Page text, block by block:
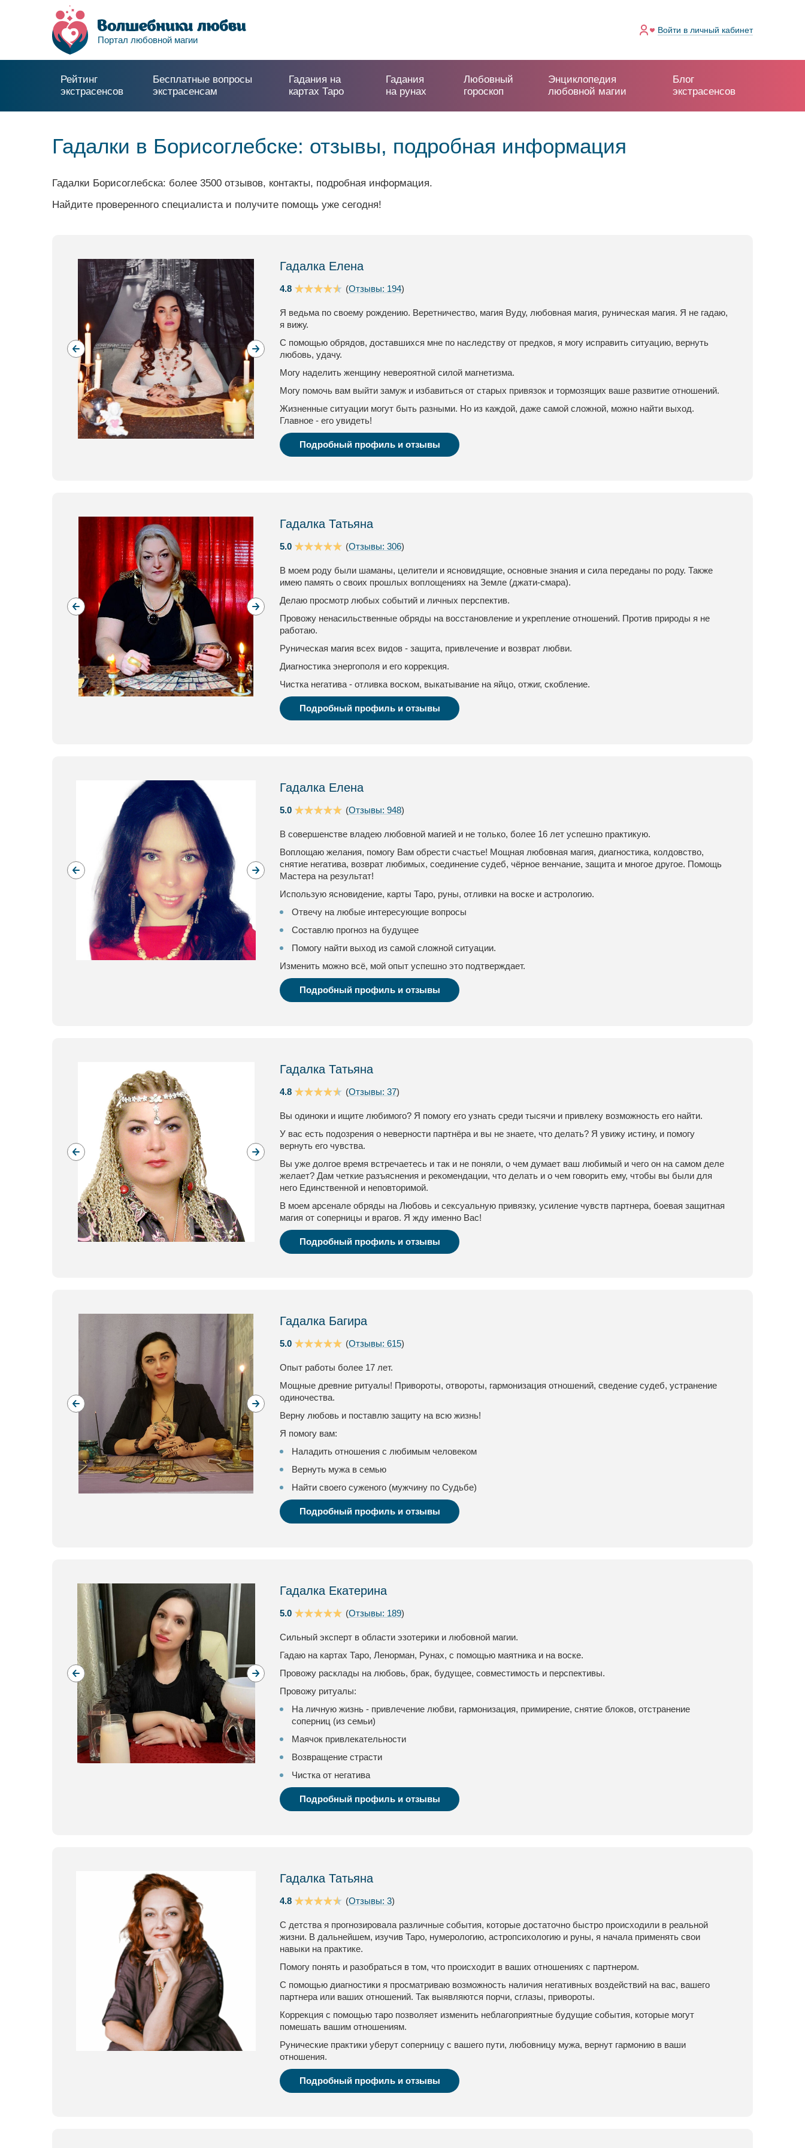
Портал любовной магии
Войти в личный кабинет
Рейтинг
экстрасенсов
Бесплатные вопросы
экстрасенсам
Гадания на
картах Таро
Гадания
на рунах
Любовный
гороскоп
Энциклопедия
любовной магии
Блог
экстрасенсов
Гадалки в Борисоглебске: отзывы, подробная информация
Гадалки Борисоглебска: более 3500 отзывов, контакты, подробная информация.
Найдите проверенного специалиста и получите помощь уже сегодня!
Гадалка Елена
4.8 (Отзывы: 194)
Я ведьма по своему рождению. Веретничество, магия Вуду, любовная магия, руническая магия. Я не гадаю,
я вижу.
С помощью обрядов, доставшихся мне по наследству от предков, я могу исправить ситуацию, вернуть
любовь, удачу.
Могу наделить женщину невероятной силой магнетизма.
Могу помочь вам выйти замуж и избавиться от старых привязок и тормозящих ваше развитие отношений.
Жизненные ситуации могут быть разными. Но из каждой, даже самой сложной, можно найти выход.
Главное - его увидеть!
Подробный профиль и отзывы
Гадалка Татьяна
5.0 (Отзывы: 306)
В моем роду были шаманы, целители и ясновидящие, основные знания и сила переданы по роду. Также
имею память о своих прошлых воплощениях на Земле (джати-смара).
Делаю просмотр любых событий и личных перспектив.
Провожу ненасильственные обряды на восстановление и укрепление отношений. Против природы я не
работаю.
Руническая магия всех видов - защита, привлечение и возврат любви.
Диагностика энергополя и его коррекция.
Чистка негатива - отливка воском, выкатывание на яйцо, отжиг, скобление.
Подробный профиль и отзывы
Гадалка Елена
5.0 (Отзывы: 948)
В совершенстве владею любовной магией и не только, более 16 лет успешно практикую.
Воплощаю желания, помогу Вам обрести счастье! Мощная любовная магия, диагностика, колдовство,
снятие негатива, возврат любимых, соединение судеб, чёрное венчание, защита и многое другое. Помощь
Мастера на результат!
Использую ясновидение, карты Таро, руны, отливки на воске и астрологию.
Отвечу на любые интересующие вопросы
Составлю прогноз на будущее
Помогу найти выход из самой сложной ситуации.
Изменить можно всё, мой опыт успешно это подтверждает.
Подробный профиль и отзывы
Гадалка Татьяна
4.8 (Отзывы: 37)
Вы одиноки и ищите любимого? Я помогу его узнать среди тысячи и привлеку возможность его найти.
У вас есть подозрения о неверности партнёра и вы не знаете, что делать? Я увижу истину, и помогу
вернуть его чувства.
Вы уже долгое время встречаетесь и так и не поняли, о чем думает ваш любимый и чего он на самом деле
желает? Дам четкие разъяснения и рекомендации, что делать и о чем говорить ему, чтобы вы были для
него Единственной и неповторимой.
В моем арсенале обряды на Любовь и сексуальную привязку, усиление чувств партнера, боевая защитная
магия от соперницы и врагов. Я жду именно Вас!
Подробный профиль и отзывы
Гадалка Багира
5.0 (Отзывы: 615)
Опыт работы более 17 лет.
Мощные древние ритуалы! Привороты, отвороты, гармонизация отношений, сведение судеб, устранение
одиночества.
Верну любовь и поставлю защиту на всю жизнь!
Я помогу вам:
Наладить отношения с любимым человеком
Вернуть мужа в семью
Найти своего суженого (мужчину по Судьбе)
Подробный профиль и отзывы
Гадалка Екатерина
5.0 (Отзывы: 189)
Сильный эксперт в области эзотерики и любовной магии.
Гадаю на картах Таро, Ленорман, Рунах, с помощью маятника и на воске.
Провожу расклады на любовь, брак, будущее, совместимость и перспективы.
Провожу ритуалы:
На личную жизнь - привлечение любви, гармонизация, примирение, снятие блоков, отстранение
соперниц (из семьи)
Маячок привлекательности
Возвращение страсти
Чистка от негатива
Подробный профиль и отзывы
Гадалка Татьяна
4.8 (Отзывы: 3)
С детства я прогнозировала различные события, которые достаточно быстро происходили в реальной
жизни. В дальнейшем, изучив Таро, нумерологию, астропсихологию и руны, я начала применять свои
навыки на практике.
Помогу понять и разобраться в том, что происходит в ваших отношениях с партнером.
С помощью диагностики я просматриваю возможность наличия негативных воздействий на вас, вашего
партнера или ваших отношений. Так выявляются порчи, сглазы, привороты.
Коррекция с помощью таро позволяет изменить неблагоприятные будущие события, которые могут
помешать вашим отношениям.
Рунические практики уберут соперницу с вашего пути, любовницу мужа, вернут гармонию в ваши
отношения.
Подробный профиль и отзывы